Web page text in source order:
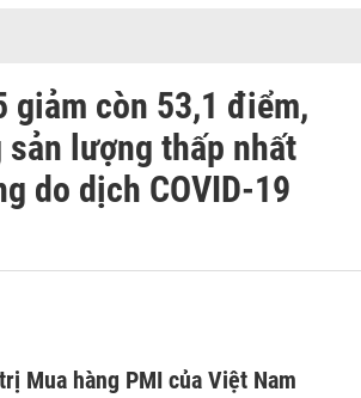
giảm còn 53,1 điểm,
lượng thấp nhất
do dịch COVID-19
Mua hàng PMI của Việt Nam